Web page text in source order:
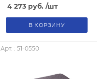
4 273руб. /шт
В КОРЗИНУ
Арт. : 51-0550